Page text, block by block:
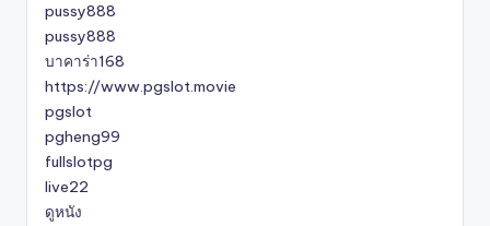
pussy888
pussy888
บาคาร่า168
https://www.pgslot.movie
pgslot
pgheng99
fullslotpg
live22
ดูหนัง